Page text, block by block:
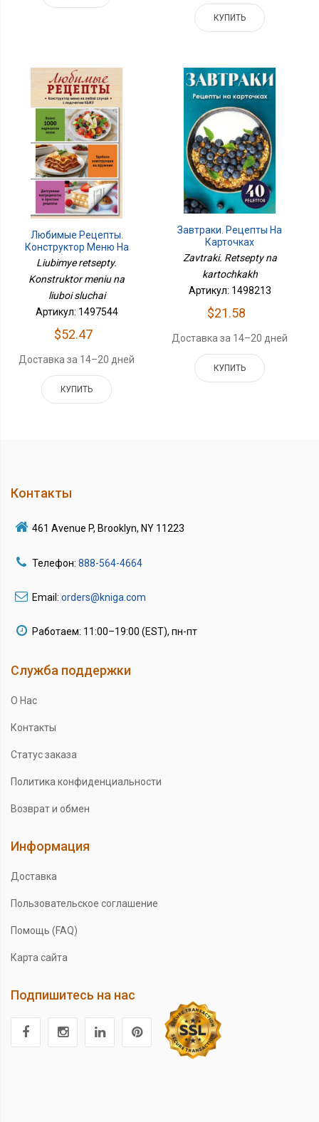
КУПИТЬ
Любимые Рецепты.
Конструктор Меню На
Любой Случай
Liubimye retsepty.
Konstruktor meniu na
liuboi sluchai
Артикул: 1497544
$52.47
Доставка за 14–20 дней
КУПИТЬ
Завтраки. Рецепты На
Карточках
Zavtraki. Retsepty na
kartochkakh
Артикул: 1498213
$21.58
Доставка за 14–20 дней
КУПИТЬ
Контакты
461 Avenue P, Brooklyn, NY 11223
Телефон: 888-564-4664
Email: orders@kniga.com
Работаем: 11:00–19:00 (EST), пн-пт
Служба поддержки
О Нас
Контакты
Статус заказа
Политика конфиденциальности
Возврат и обмен
Информация
Доставка
Пользовательское соглашение
Помощь (FAQ)
Карта сайта
Подпишитесь на нас